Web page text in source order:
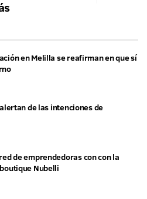
en Melilla se reafirman en que sí
de las intenciones de
de emprendedoras con con la
Nubelli